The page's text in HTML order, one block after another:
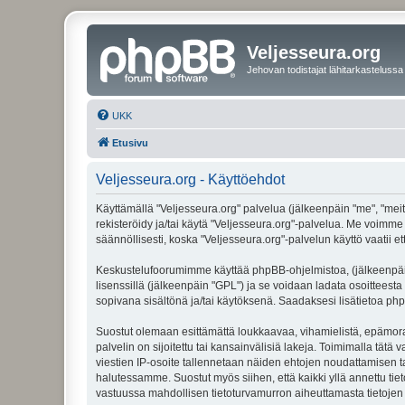
Veljesseura.org
Jehovan todistajat lähitarkastelussa
UKK
Etusivu
Veljesseura.org - Käyttöehdot
Käyttämällä "Veljesseura.org" palvelua (jälkeenpäin "me",
rekisteröidy ja/tai käytä "Veljesseura.org"-palvelua. Me
säännöllisesti, koska "Veljesseura.org"-palvelun käyttö vaatii
Keskustelufoorumimme käyttää phpBB-ohjelmistoa,
lisenssillä (jälkeenpäin "GPL") ja se voidaan ladata osoitteesta
sopivana sisältönä ja/tai käytöksenä. Saadaksesi lisätietoa
Suostut olemaan esittämättä loukkaavaa, vihamielistä,
palvelin on sijoitettu tai kansainvälisiä lakeja. Toimimalla tätä
viestien IP-osoite tallennetaan näiden ehtojen noudattamisen
halutessamme. Suostut myös siihen, että kaikki yllä annettu
vastuussa mahdollisen tietoturvamurron aiheuttamasta